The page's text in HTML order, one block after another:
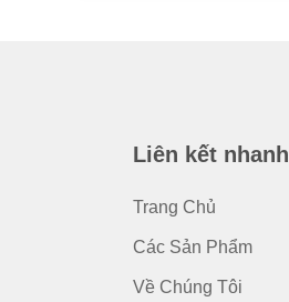
Liên kết nhanh
Trang Chủ
Các Sản Phẩm
Về Chúng Tôi